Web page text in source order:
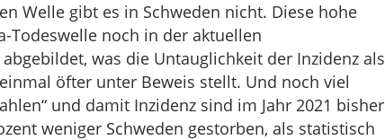
Welle gibt es in Schweden nicht. Diese hohe
Todeswelle noch in der aktuellen
was die Untauglichkeit der Inzidenz als
öfter unter Beweis stellt. Und noch viel
und damit Inzidenz sind im Jahr 2021 bisher
weniger Schweden gestorben, als statistisch